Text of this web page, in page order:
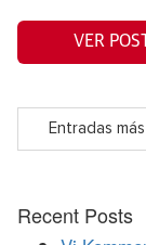
VER
Entradas
Recent Posts